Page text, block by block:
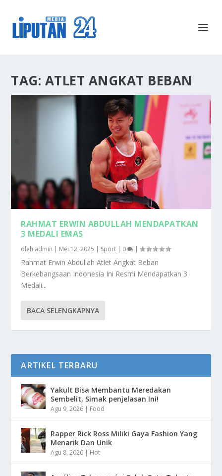
TAG: ATLET ANGKAT BEBAN
RAHMAT ERWIN ABDULLAH MENDAPATKAN
3 MEDALI EMAS
oleh admin | Mei 12, 2025 | Sport | 0 |
Rahmat Erwin Abdullah Atlet Angkat Beban
Berkebangsaan Indonesia Ini Resmi Mendapatkan 3
Medali...
BACA SELENGKAPNYA
ARTIKEL TERBARU
Yakult Bisa Membantu Meredakan
Sembelit, Simak penjelasan Ini!
Agu 9, 2026 | Food
Rapper Rick Ross Miliki Gaya Fashion Yang
Menarik Dan Unik
Agu 8, 2026 | Hot